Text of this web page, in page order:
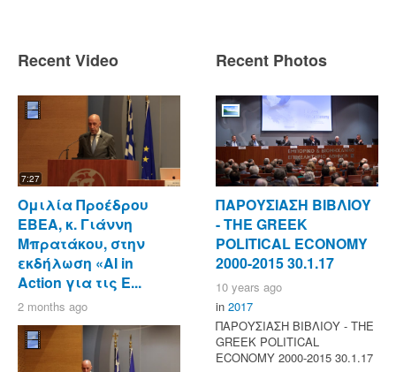
Recent Video
7:27
Ομιλία Προέδρου
ΕΒΕΑ, κ. Γιάννη
Μπρατάκου, στην
εκδήλωση «AI in
Action για τις Ε...
2 months ago
Recent Photos
ΠΑΡΟΥΣΙΑΣΗ ΒΙΒΛΙΟΥ
- ΤΗΕ GREEK
POLITICAL ECONOMY
2000-2015 30.1.17
10 years ago
in 2017
ΠΑΡΟΥΣΙΑΣΗ ΒΙΒΛΙΟΥ - ΤΗΕ
GREEK POLITICAL
ECONOMY 2000-2015 30.1.17